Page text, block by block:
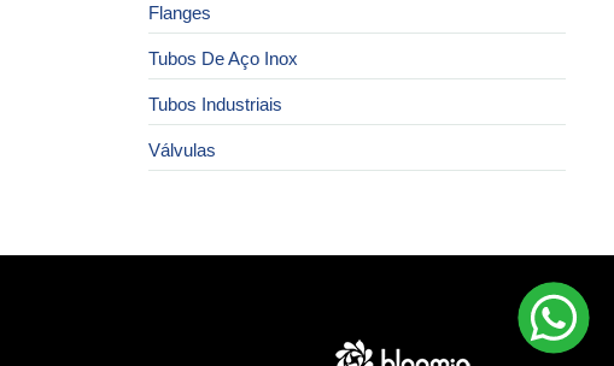
Flanges
Tubos De Aço Inox
Tubos Industriais
Válvulas